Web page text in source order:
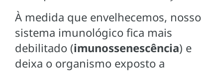
À medida que envelhecemos, nosso
sistema imunológico fica mais
debilitado (imunossenescência) e
deixa o organismo exposto a